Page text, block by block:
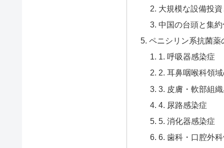
大規模な設備投
中国の台頭と集
ペニシリン系抗菌薬
1. 呼吸器感染症
2. 耳鼻咽喉科領
3. 皮膚・軟部組
4. 尿路感染症
5. 消化器感染症
6. 歯科・口腔外